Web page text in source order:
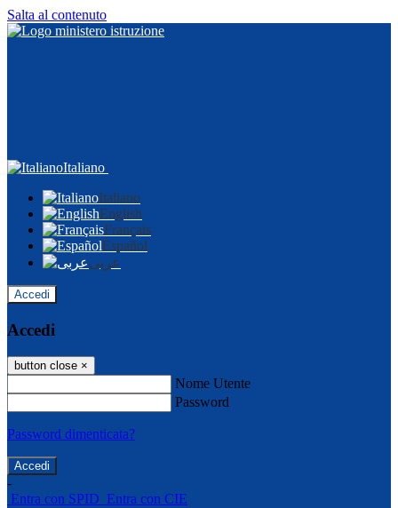
Salta al contenuto
Italiano
Italiano
English
Français
Español
عربى
Accedi
Accedi
button close ×
Nome Utente
Password
Password dimenticata?
-
Entra con SPID Entra con CIE